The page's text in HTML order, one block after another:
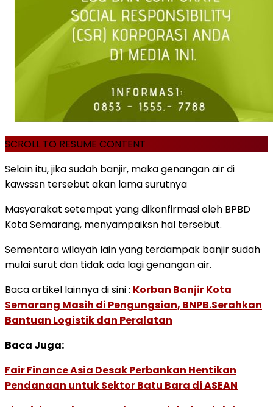
SCROLL TO RESUME CONTENT
Selain itu, jika sudah banjir, maka genangan air di
kawsssn tersebut akan lama surutnya
Masyarakat setempat yang dikonfirmasi oleh BPBD
Kota Semarang, menyampaiksn hal tersebut.
Sementara wilayah lain yang terdampak banjir sudah
mulai surut dan tidak ada lagi genangan air.
Baca artikel lainnya di sini : Korban Banjir Kota
Semarang Masih di Pengungsian, BNPB.Serahkan
Bantuan Logistik dan Peralatan
Baca Juga:
Fair Finance Asia Desak Perbankan Hentikan
Pendanaan untuk Sektor Batu Bara di ASEAN